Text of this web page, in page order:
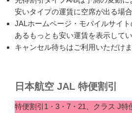
安いタイプの運賃に空席が出る場
JALホームページ・モバイルサイ
あるもっとも安い運賃を表示してい
キャンセル待ちはご利用いただけま
日本航空 JAL 特便割引
特便割引1・3・7・21、クラス J特